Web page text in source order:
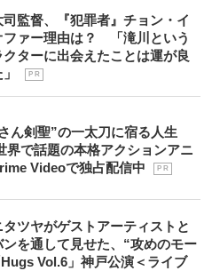
司監督、『犯罪者』チョン・イ
ファー理由は？ 「滝川という
クターに出会えたことは運が良
P R
ん剣聖”の一太刀に宿る人生
で話題の本格アクションアニ
Videoで独占配信中
P R
タツヤがゲストアーティストと
ンを通して見せた、“攻めのモー
Hugs Vol.6」神戸公演＜ライブ